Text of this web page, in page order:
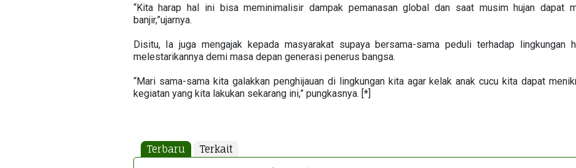
“Kita harap hal ini bisa meminimalisir dampak pemanasan global dan saat musim hujan dapat
banjir,”ujarnya.
Disitu, Ia juga mengajak kepada masyarakat supaya bersama-sama peduli terhadap lingkungan
melestarikannya demi masa depan generasi penerus bangsa.
“Mari sama-sama kita galakkan penghijauan di lingkungan kita agar kelak anak cucu kita dapat
kegiatan yang kita lakukan sekarang ini,” pungkasnya. [*]
Terbaru Terkait